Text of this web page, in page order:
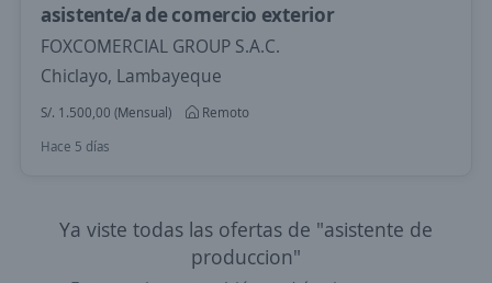
asistente/a de comercio exterior
FOXCOMERCIAL GROUP S.A.C.
Chiclayo, Lambayeque
S/. 1.500,00 (Mensual)
Remoto
Hace 5 días
Ya viste todas las ofertas de "asistente de
produccion"